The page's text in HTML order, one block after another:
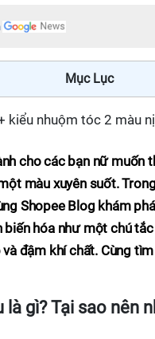
Mục Lục
kiểu nhuộm tóc 2 màu
cho các bạn nữ muốn
màu xuyên suốt.
Shopee Blog khám
biến hóa như một chú
đậm khí chất. Cùng
là gì? Tại sao nên